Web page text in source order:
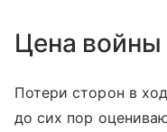
Цена войны
Потери сторон в
до сих пор